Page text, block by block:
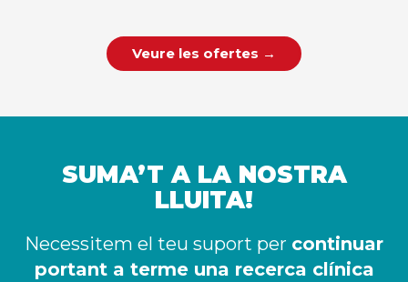
Veure les ofertes →
SUMA’T A LA NOSTRA
LLUITA!​
Necessitem el teu suport per continuar
portant a terme una recerca clínica